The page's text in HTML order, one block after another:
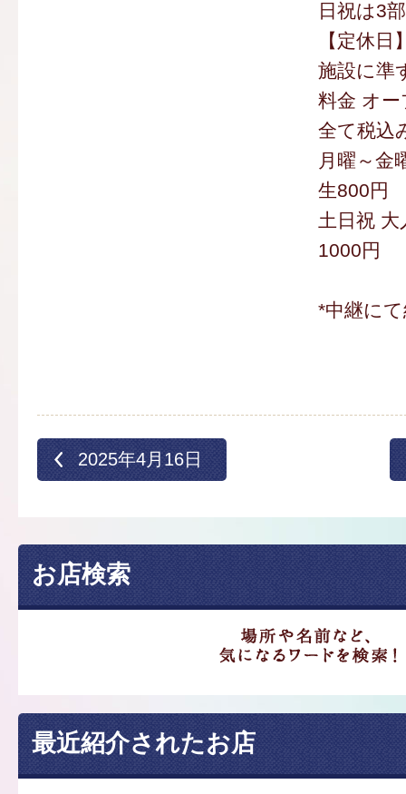
日祝は3
【定休
施設に準
料金 オー
全て税込
月曜～金
生800円
土日祝
1000円
*中継に
2025年4月16日
お店検索
最近紹介されたお店